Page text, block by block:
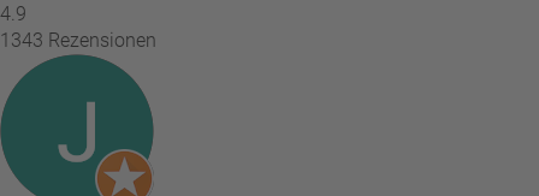
4.9
1343 Rezensionen